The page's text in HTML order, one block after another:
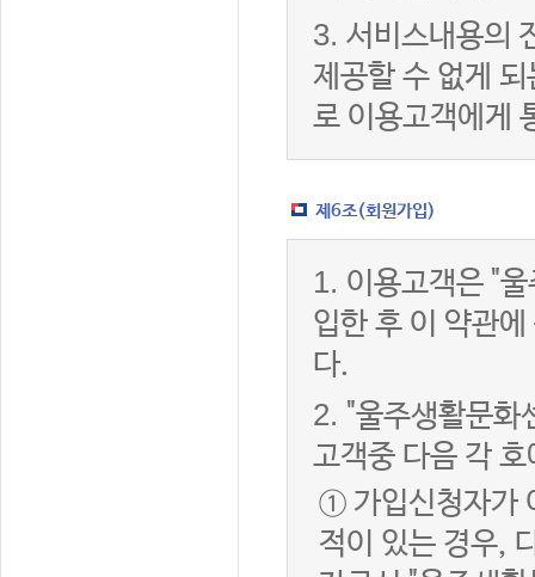
3. 서비스내용의
제공할 수 없게
로 이용고객에게
제6조(회원가입)
1. 이용고객은 "
입한 후 이 약관
다.
2. "울주생활문화
고객중 다음 각
① 가입신청자가
적이 있는 경우,